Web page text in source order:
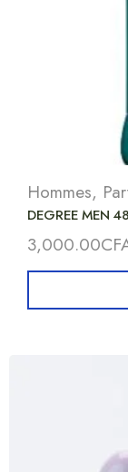
Hommes,
DEGREE MEN
3,000.00